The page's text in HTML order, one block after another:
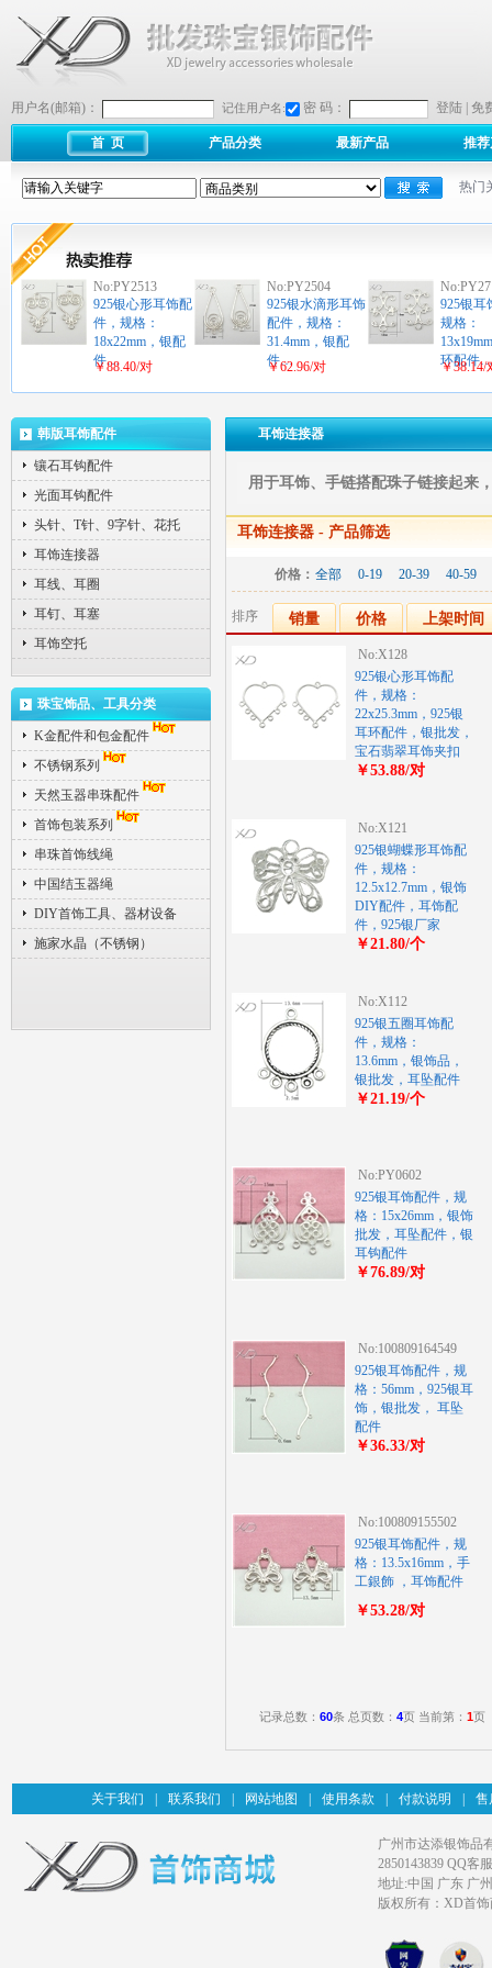
用户名(邮箱)： 记住用户名: 密 码： 登陆 免
首 页 产品分类 最新产品 推
热门
No:PY2513
925银心形耳饰配
件，规格：
18x22mm，银配
件…
￥88.40/对
No:PY2504
925银水滴形耳饰
配件，规格：
31.4mm，银配
件…
￥62.96/对
925银耳
规格：
环配件…
￥38.14/
韩版耳饰配件
镶石耳钩配件
光面耳钩配件
头针、T针、9字针、花托
耳饰连接器
耳线、耳圈
耳钉、耳塞
耳饰空托
珠宝饰品、工具分类
K金配件和包金配件
不锈钢系列
天然玉器串珠配件
首饰包装系列
串珠首饰线绳
中国结玉器绳
DIY首饰工具、器材设备
施家水晶（不锈钢）
耳饰连接器
用于耳饰、手链搭配珠子链接起来
耳饰连接器 - 产品筛选
价格： 全部 0-19 20-39 40-59
排序 销量 价格 上架时间
No:X128
925银心形耳饰配
件，规格：
22x25.3mm，925银
耳环配件，银批发，
宝石翡翠耳饰夹扣
￥53.88/对
No:X121
925银蝴蝶形耳饰配
件，规格：
12.5x12.7mm，银饰
DIY配件，耳饰配
件，925银厂家
￥21.80/个
No:X112
925银五圈耳饰配
件，规格：
13.6mm，银饰品，
银批发，耳坠配件
￥21.19/个
No:PY0602
925银耳饰配件，规
格：15x26mm，银饰
批发，耳坠配件，银
耳钩配件
￥76.89/对
No:100809164549
925银耳饰配件，规
格：56mm，925银耳
饰，银批发， 耳坠
配件
￥36.33/对
No:100809155502
925银耳饰配件，规
格：13.5x16mm，手
工銀飾 ，耳饰配件
￥53.28/对
记录总数： 60条 总页数： 4页 当前第： 1页
关于我们 联系我们 网站地图 使用条款 付款说明 售
广州市达添银饰品
2850143839 QQ客
地址:中国 广东 广
版权所有：XD首